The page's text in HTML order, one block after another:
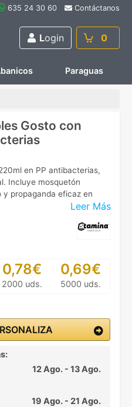
635 24 30 60 Contáctanos
Login 0
Paraguas
Gosto con
Leer Más
en PP antibacterias,
Incluye mosquetón
propaganda eficaz en
0,78€
2000 uds.
0,69€
5000 uds.
12 Ago. - 13 Ago.
19 Ago. - 21 Ago.